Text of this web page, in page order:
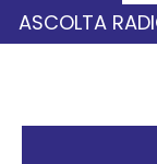
ASCOLTA